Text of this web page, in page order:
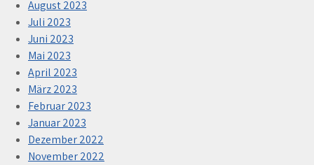
August 2023
Juli 2023
Juni 2023
Mai 2023
April 2023
März 2023
Februar 2023
Januar 2023
Dezember 2022
November 2022